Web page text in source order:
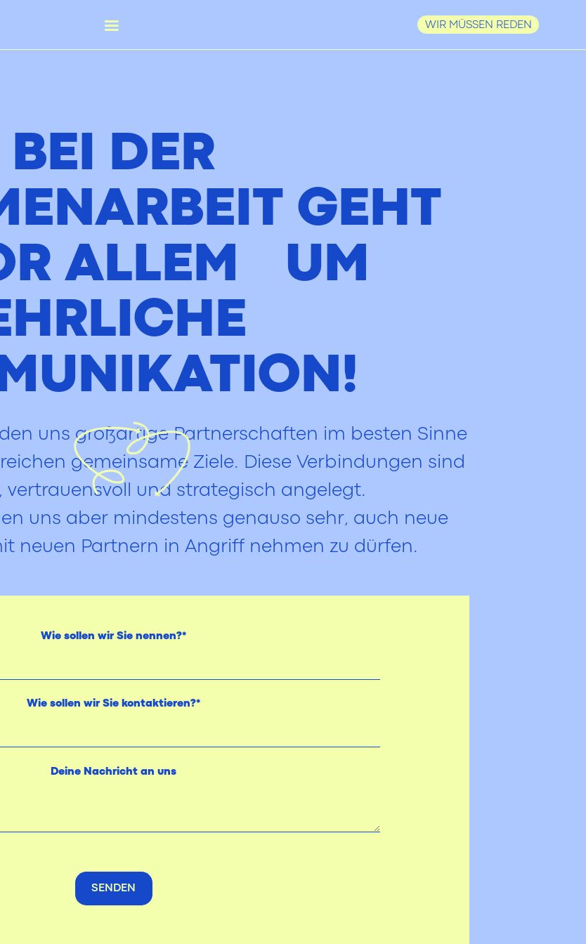
WIR MÜSSEN REDEN
BEI DER
GEHT
ALLEM UM
uns großartige Partnerschaften im besten Sinne
gemeinsame Ziele. Diese Verbindungen sind
vertrauensvoll und strategisch angelegt.
uns aber mindestens genauso sehr, auch neue
neuen Partnern in Angriff nehmen zu dürfen.
Wie sollen wir Sie nennen?*
Wie sollen wir Sie kontaktieren?*
Deine Nachricht an uns